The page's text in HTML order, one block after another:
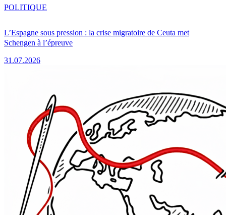
L’Espagne sous pression : la crise migratoire de Ceuta met
Schengen à l’épreuve
31.07.2026
POLITIQUE